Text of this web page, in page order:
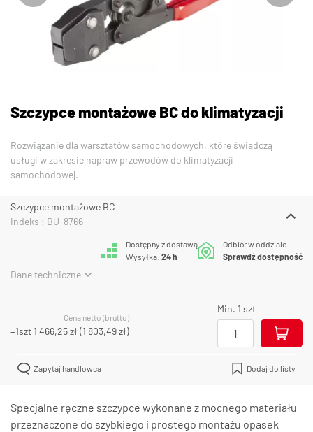
Szczypce montażowe BC do klimatyzacji
Rozwiązanie dla warsztatów samochodowych, które świadczą
usługi w zakresie napraw przewodów do klimatyzacji
samochodowej.
Szczypce montażowe BC
Indeks : BU-8766
Dostępny z dostawą
Wysyłka: 24 h
Odbiór w oddziale
Sprawdź dostępność
Dane techniczne
Cena netto (brutto)
+1szt 1 466,25 zł(1 803,49 zł)
Min. 1 szt
Zapytaj handlowca Dodaj do listy
Specjalne ręczne szczypce wykonane z mocnego materiału
przeznaczone do szybkiego i prostego montażu opasek